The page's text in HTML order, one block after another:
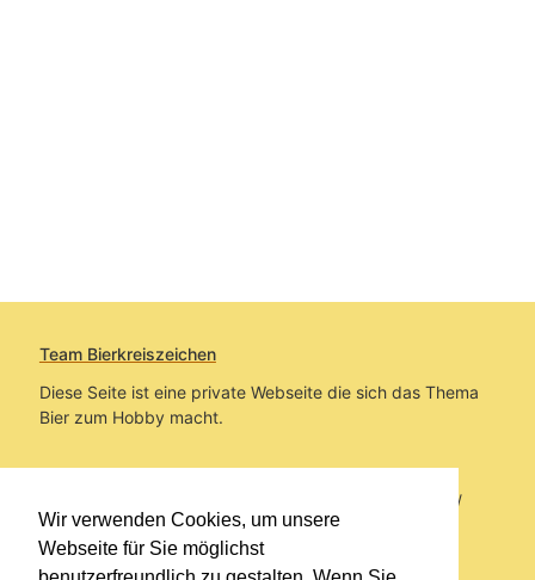
Wir verwenden Cookies, um unsere
Webseite für Sie möglichst
Team Bierkreiszeichen
Diese Seite ist eine private Webseite die sich das Thema
Bier zum Hobby macht.
Sie befinden sich auf https://www.bierkreiszeichen.at/
im Pfad:Bierkreiszeichen/Gesammelte Biere